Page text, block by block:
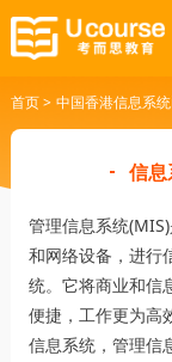
首页> 中国香港信息系
信
管理信息系统
和网络设备，进行
统。它将商业和信
便捷，工作更为高
信息系统，管理信